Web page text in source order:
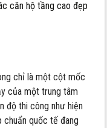
căn hộ tầng cao đẹp
chỉ là một cột mốc
của một trung tâm
độ thi công như hiện
quốc tế đang